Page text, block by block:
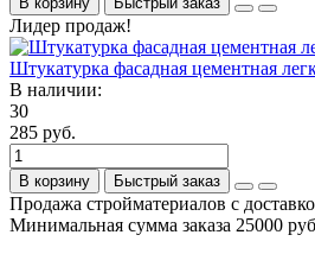
Лидер продаж!
Штукатурка фасадная цементная
В наличии:
30
285 руб.
В корзину Быстрый заказ
Продажа стройматериалов с
Минимальная сумма заказа 25000